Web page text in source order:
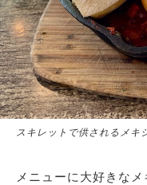
スキレットで供されるメキ
メニューに大好きな